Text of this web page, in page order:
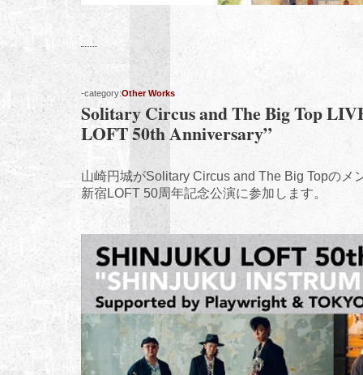
-category:Other Works
Solitary Circus and The Big Top
LOFT 50th Anniversary”
山崎円城がSolitary Circus and The Big Topのメ
新宿LOFT 50周年記念公演に参加します。